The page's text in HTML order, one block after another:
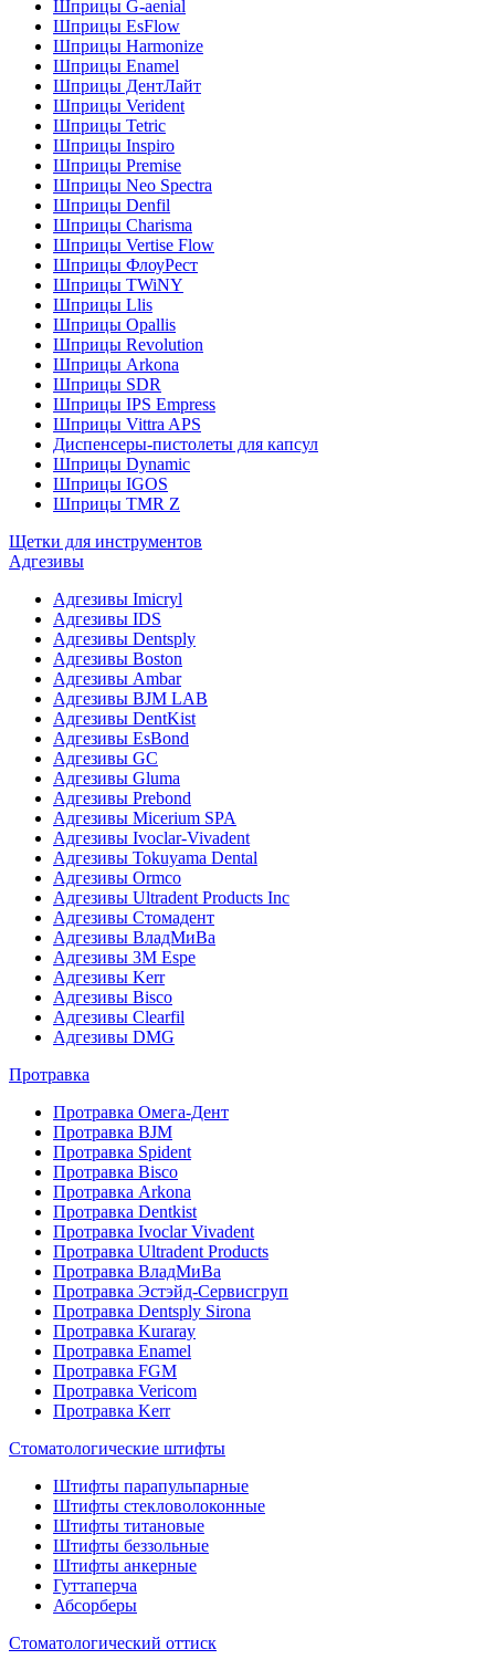
Шприцы G-aenial
Шприцы EsFlow
Шприцы Harmonize
Шприцы Enamel
Шприцы ДентЛайт
Шприцы Verident
Шприцы Tetric
Шприцы Inspiro
Шприцы Premise
Шприцы Neo Spectra
Шприцы Denfil
Шприцы Charisma
Шприцы Vertise Flow
Шприцы ФлоуРест
Шприцы TWiNY
Шприцы Llis
Шприцы Opallis
Шприцы Revolution
Шприцы Arkona
Шприцы SDR
Шприцы IPS Empress
Шприцы Vittra APS
Диспенсеры-пистолеты для капсул
Шприцы Dynamic
Шприцы IGOS
Шприцы TMR Z
Щетки для инструментов
Адгезивы
Адгезивы Imicryl
Адгезивы IDS
Адгезивы Dentsply
Адгезивы Boston
Адгезивы Ambar
Адгезивы BJM LAB
Адгезивы DentKist
Адгезивы EsBond
Адгезивы GC
Адгезивы Gluma
Адгезивы Prebond
Адгезивы Micerium SPA
Адгезивы Ivoclar-Vivadent
Адгезивы Tokuyama Dental
Адгезивы Ormco
Адгезивы Ultradent Products Inc
Адгезивы Стомадент
Адгезивы ВладМиВа
Адгезивы 3M Espe
Адгезивы Kerr
Адгезивы Bisco
Адгезивы Clearfil
Адгезивы DMG
Протравка
Протравка Омега-Дент
Протравка BJM
Протравка Spident
Протравка Bisco
Протравка Arkona
Протравка Dentkist
Протравка Ivoclar Vivadent
Протравка Ultradent Products
Протравка ВладМиВа
Протравка Эстэйд-Сервисгруп
Протравка Dentsply Sirona
Протравка Kuraray
Протравка Enamel
Протравка FGM
Протравка Vericom
Протравка Kerr
Стоматологические штифты
Штифты парапульпарные
Штифты стекловолоконные
Штифты титановые
Штифты беззольные
Штифты анкерные
Гуттаперча
Абсорберы
Стоматологический оттиск